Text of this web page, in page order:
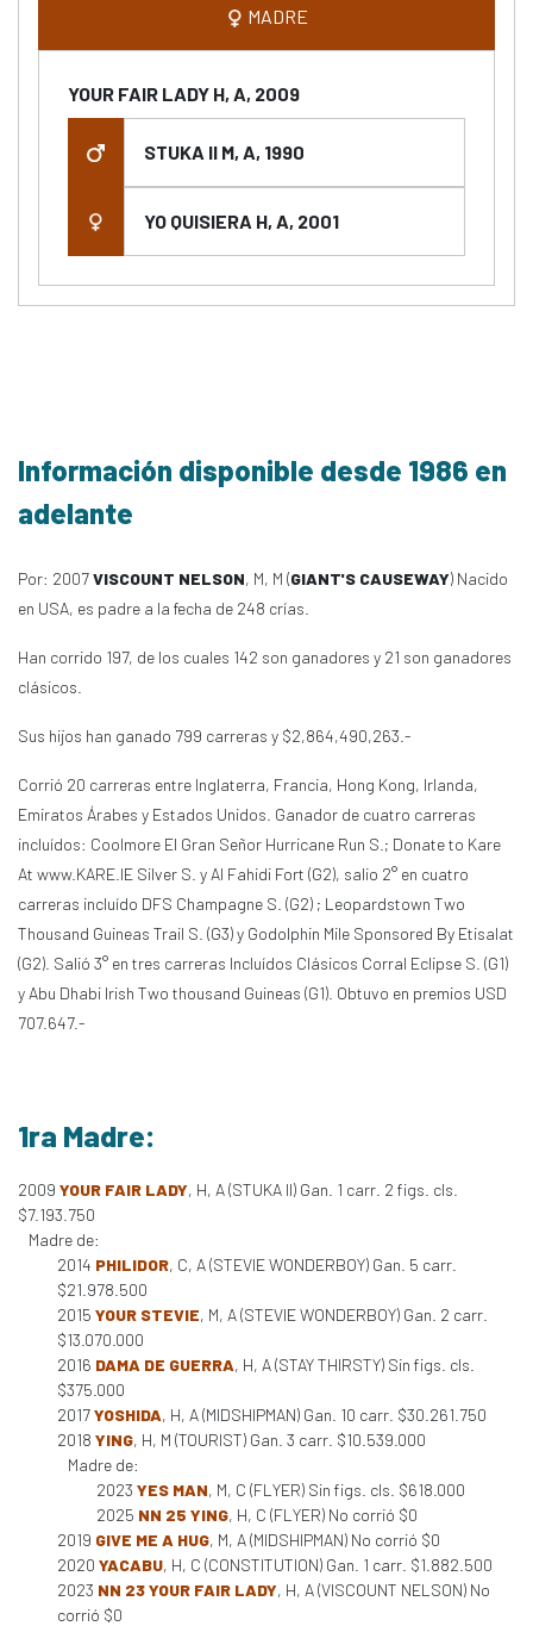
MADRE
YOUR FAIR LADY H, A, 2009
STUKA II M, A, 1990
YO QUISIERA H, A, 2001
Información disponible desde 1986 en
adelante
Por: 2007VISCOUNT NELSON, M, M (GIANT'S CAUSEWAY) Nacido
en USA, es padre a la fecha de 248 crías.
Han corrido 197, de los cuales 142 son ganadores y 21 son ganadores
clásicos.
Sus hijos han ganado 799 carreras y $2,864,490,263.-
Corrió 20 carreras entre Inglaterra, Francia, Hong Kong, Irlanda,
Emiratos Árabes y Estados Unidos. Ganador de cuatro carreras
incluídos: Coolmore El Gran Señor Hurricane Run S.; Donate to Kare
At www.KARE.IE Silver S. y Al Fahidi Fort (G2), salio 2° en cuatro
carreras incluído DFS Champagne S. (G2) ; Leopardstown Two
Thousand Guineas Trail S. (G3) y Godolphin Mile Sponsored By Etisalat
(G2). Salió 3° en tres carreras Incluídos Clásicos Corral Eclipse S. (G1)
y Abu Dhabi Irish Two thousand Guineas (G1). Obtuvo en premios USD
707.647.-
1ra Madre:
2009 YOUR FAIR LADY, H, A (STUKA II) Gan. 1 carr. 2 figs. cls.
$7.193.750
Madre de:
2014 PHILIDOR, C, A (STEVIE WONDERBOY) Gan. 5 carr.
$21.978.500
2015 YOUR STEVIE, M, A (STEVIE WONDERBOY) Gan. 2 carr.
$13.070.000
2016 DAMA DE GUERRA, H, A (STAY THIRSTY) Sin figs. cls.
$375.000
2017YOSHIDA, H, A (MIDSHIPMAN) Gan. 10 carr. $30.261.750
2018 YING, H, M (TOURIST) Gan. 3 carr. $10.539.000
Madre de:
2023 YES MAN, M, C (FLYER) Sin figs. cls. $618.000
2025 NN 25 YING, H, C (FLYER) No corrió $0
2019 GIVE ME A HUG, M, A (MIDSHIPMAN) No corrió $0
2020 YACABU, H, C (CONSTITUTION) Gan. 1 carr. $1.882.500
2023 NN 23 YOUR FAIR LADY, H, A (VISCOUNT NELSON) No
corrió $0